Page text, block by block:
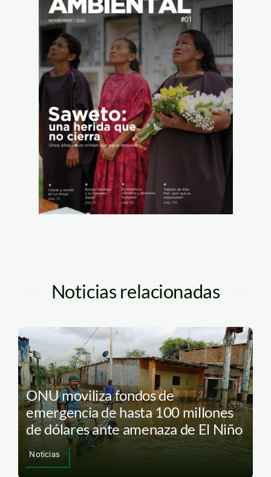
Noticias relacionadas
ONU moviliza fondos de
emergencia de hasta 100 millones
de dólares ante amenaza de El Niño
Noticias